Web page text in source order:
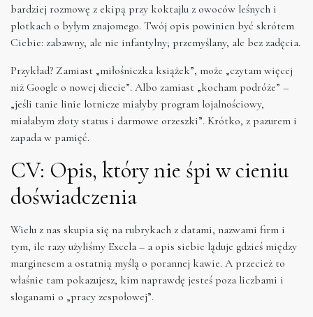
bardziej rozmowę z ekipą przy koktajlu z owoców leśnych i
plotkach o byłym znajomego. Twój opis powinien być skrótem
Ciebie: zabawny, ale nie infantylny; przemyślany, ale bez zadęcia.
Przykład? Zamiast „miłośniczka książek”, może „czytam więcej
niż Google o nowej diecie”. Albo zamiast „kocham podróże” –
„jeśli tanie linie lotnicze miałyby program lojalnościowy,
miałabym złoty status i darmowe orzeszki”. Krótko, z pazurem i
zapada w pamięć.
CV: Opis, który nie śpi w cieniu
doświadczenia
Wielu z nas skupia się na rubrykach z datami, nazwami firm i
tym, ile razy użyliśmy Excela – a opis siebie ląduje gdzieś między
marginesem a ostatnią myślą o porannej kawie. A przecież to
właśnie tam pokazujesz, kim naprawdę jesteś poza liczbami i
sloganami o „pracy zespołowej”.